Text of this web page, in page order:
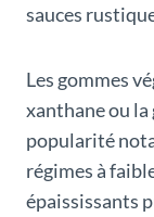
sauces
Les gommes
xanthane ou la
popularité
régimes à
épaississants